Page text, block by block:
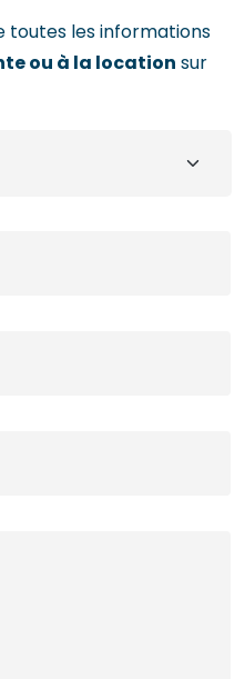
toutes les informations
ou à la location sur